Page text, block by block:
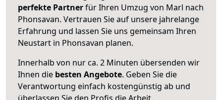
perfekte Partnerfür Ihren Umzug von Marl nach
Phonsavan. Vertrauen Sie auf unsere jahrelange
Erfahrung und lassen Sie uns gemeinsam Ihren
Neustart in Phonsavan planen.
Innerhalb von nur ca. 2 Minuten übersenden wir
Ihnen die besten Angebote. Geben Sie die
Verantwortung einfach kostengünstig ab und